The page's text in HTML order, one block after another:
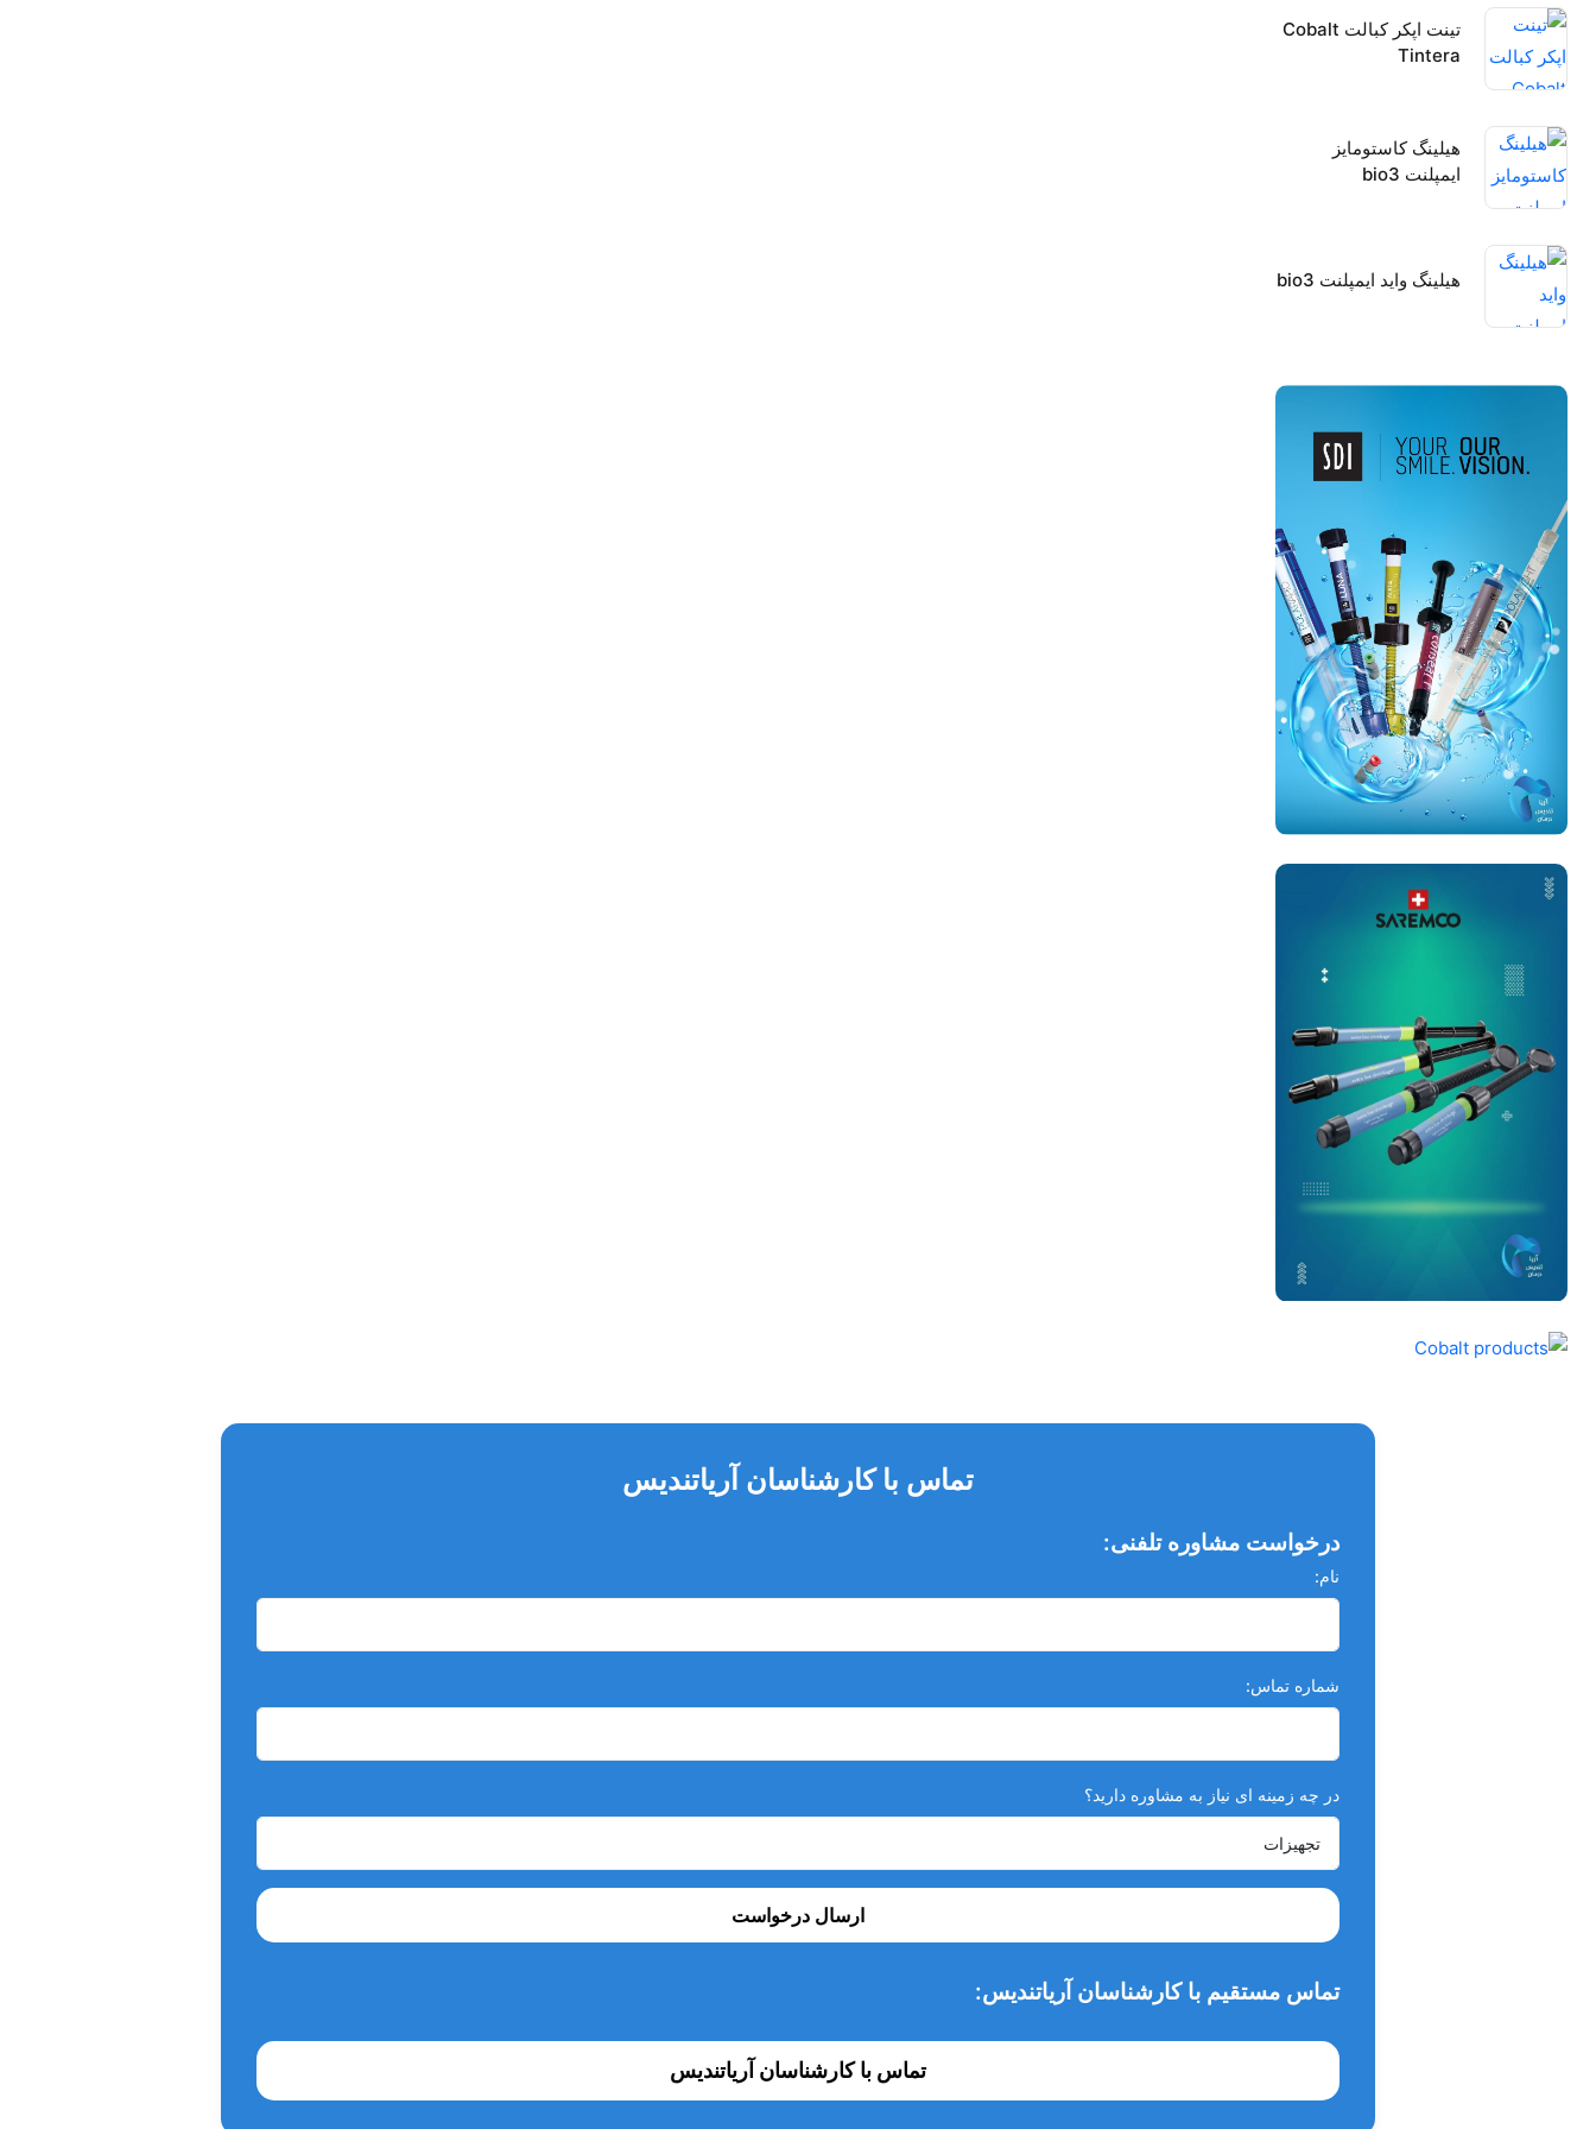
تینت اپکر کبالت Cobalt
Tintera
هیلینگ کاستومایز
ایمپلنت bio3
هیلینگ واید ایمپلنت bio3
تماس با کارشناسان آریاتندیس
درخواست مشاوره تلفنی:
نام:
شماره تماس:
در چه زمینه ای نیاز به مشاوره دارید؟
ارسال درخواست
تماس مستقیم با کارشناسان آریاتندیس:
تماس با کارشناسان آریاتندیس